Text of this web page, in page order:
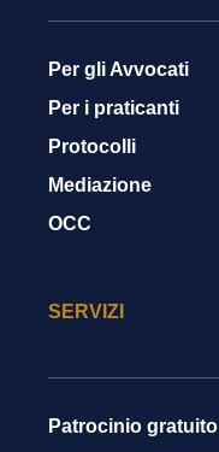
Per gli Avvocati
Per i praticanti
Protocolli
Mediazione
OCC
SERVIZI
Patrocinio gratuito